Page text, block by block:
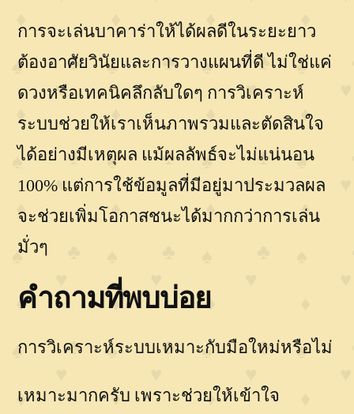
การจะเล่นบาคาร่าให้ได้ผลดีในระยะยาว
ต้องอาศัยวินัยและการวางแผนที่ดี ไม่ใช่แค่
ดวงหรือเทคนิคลึกลับใดๆ การวิเคราะห์
ระบบช่วยให้เราเห็นภาพรวมและตัดสินใจ
ได้อย่างมีเหตุผล แม้ผลลัพธ์จะไม่แน่นอน
100% แต่การใช้ข้อมูลที่มีอยู่มาประมวลผล
จะช่วยเพิ่มโอกาสชนะได้มากกว่าการเล่น
มั่วๆ
คำถามที่พบบ่อย
การวิเคราะห์ระบบเหมาะกับมือใหม่หรือไม่
เหมาะมากครับ เพราะช่วยให้เข้าใจ